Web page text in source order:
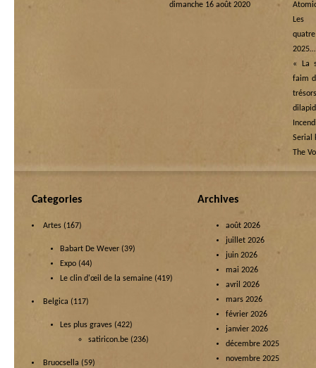
dimanche 16 août 2020
Les
quatre
2025…
« La
faim
Serial
The
Categories
Artes (167)
Babart De Wever (39)
Expo (44)
Le clin d'œil de la semaine (419)
Belgica (117)
Les plus graves (422)
satiricon.be (236)
Bruocsella (59)
Archives
août 2026
juillet 2026
juin 2026
mai 2026
avril 2026
mars 2026
février 2026
janvier 2026
décembre 2025
novembre 2025